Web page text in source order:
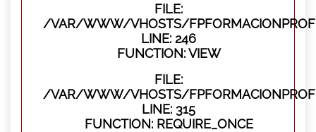
FILE:
/VAR/WWW/VHOSTS/
LINE: 246
FUNCTION: VIEW
FILE:
/VAR/WWW/VHOSTS/
LINE: 315
FUNCTION: REQUIRE_ONCE